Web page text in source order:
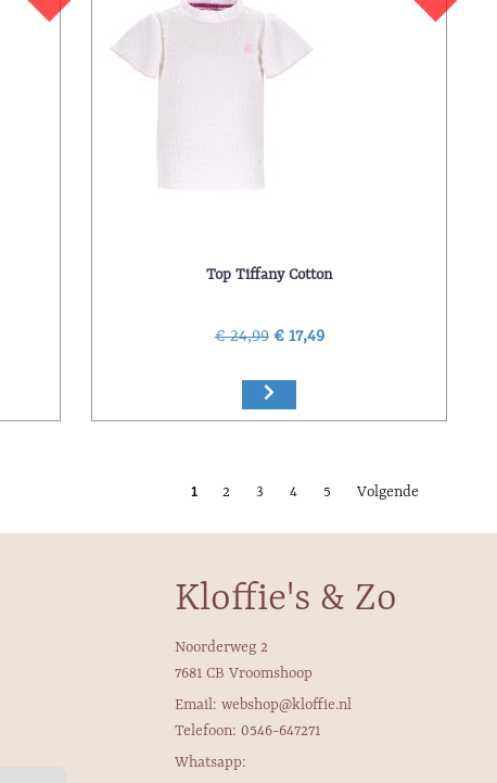
Top Tiffany Cotton
€ 24,99 € 17,49
1 2 3 4 5 Volgende
Kloffie's & Zo
Noorderweg 2
7681 CB Vroomshoop
Email: webshop@kloffie.nl
Telefoon: 0546-647271
Whatsapp: